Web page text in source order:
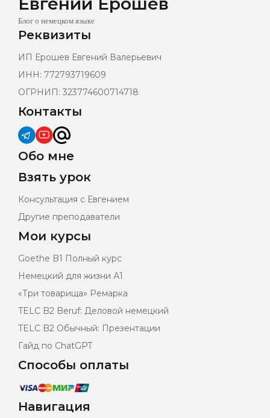
Блог о немецком языке
Реквизиты
ИП Ерошев Евгений Валерьевич
ИНН: 772793719609
ОГРНИП: 323774600714718
Контакты
Обо мне
Взять урок
Консультация с Евгением
Другие преподаватели
Мои курсы
Goethe B1 Полный курс
Немецкий для жизни А1
«Три товарища» Ремарка
TELC B2 Beruf: Деловой немецкий
TELC B2 Обычный: Презентации
Гайд по ChatGPT
Способы оплаты
Навигация